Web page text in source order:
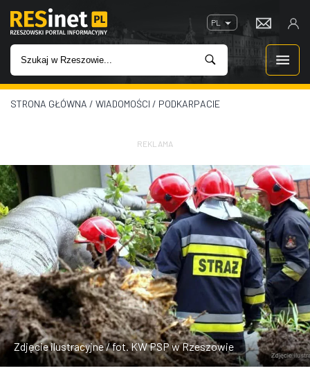
PL
WIADOMOŚCI
IMPREZY
ROZRYWKA
W KINACH
GASTRONOMIA
ZDJĘCIA
W RZESZOWIE
STRONA GŁÓWNA / WIADOMOŚCI / PODKARPACIE
REKLAMA
Zdjęcie ilustracyjne / fot. KW PSP w Rzeszowie